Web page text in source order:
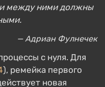
между ними должны
— Адриан Фулнечек
с нуля. Для
), ремейка первого
новая